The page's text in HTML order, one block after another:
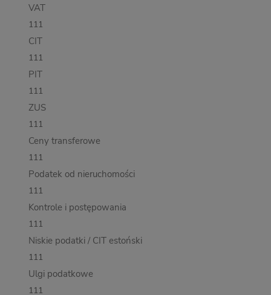
VAT
111
CIT
111
PIT
111
ZUS
111
Ceny transferowe
111
Podatek od nieruchomości
111
Kontrole i postępowania
111
Niskie podatki / CIT estoński
111
Ulgi podatkowe
111